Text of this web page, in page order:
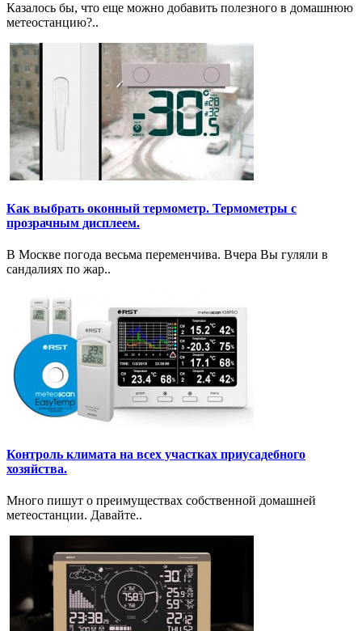
Казалось бы, что еще можно добавить полезного в домашнюю
метеостанцию?..
Как выбрать оконный термометр. Термометры с
прозрачным дисплеем.
В Москве погода весьма переменчива. Вчера Вы гуляли в
сандалиях по жар..
Контроль климата на всех участках приусадебного
хозяйства.
Много пишут о преимуществах собственной домашней
метеостанции. Давайте..